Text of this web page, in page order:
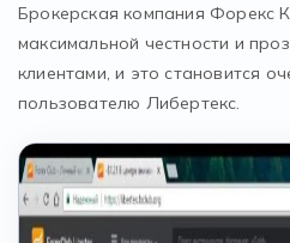
Брокерская компания Форекс
максимальной честности и
клиентами, и это становится
пользователю Либертекс.